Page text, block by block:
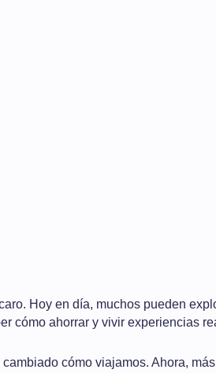
Hoy en día, muchos pueden
cómo ahorrar y vivir experiencias
cambiado cómo viajamos. Ahora,